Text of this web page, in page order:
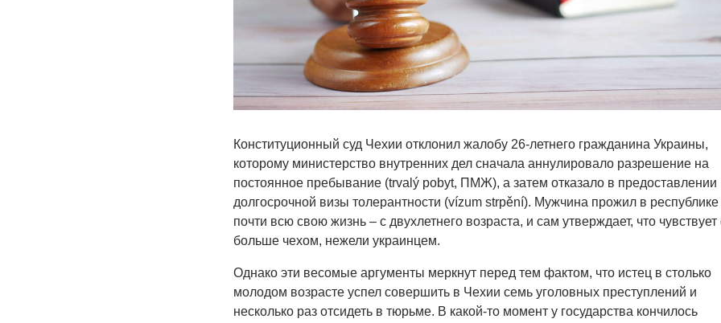
Конституционный суд Чехии отклонил жалобу 26-летнего гражданина Украины,
которому министерство внутренних дел сначала аннулировало разрешение на
постоянное пребывание (trvalý pobyt, ПМЖ), а затем отказало в предоставлении
долгосрочной визы толерантности (vízum strpění). Мужчина прожил в республике
почти всю свою жизнь – с двухлетнего возраста, и сам утверждает, что чувствует
больше чехом, нежели украинцем.
Однако эти весомые аргументы меркнут перед тем фактом, что истец в столько
молодом возрасте успел совершить в Чехии семь уголовных преступлений и
несколько раз отсидеть в тюрьме. В какой-то момент у государства кончилось